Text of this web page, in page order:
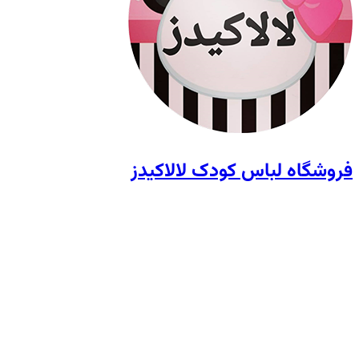
فروشگاه لباس کودک لالاکیدز